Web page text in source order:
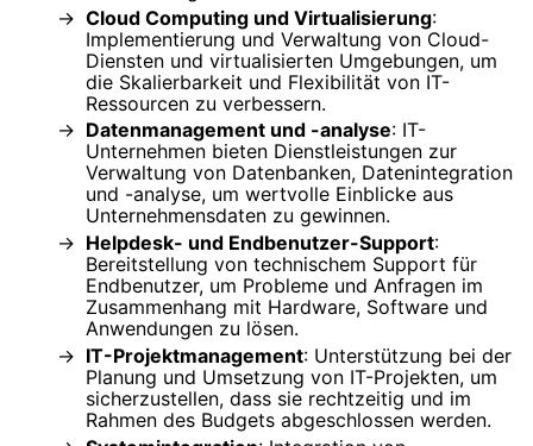
Cloud Computing und Virtualisierung:
Implementierung und Verwaltung von Cloud-
Diensten und virtualisierten Umgebungen, um
die Skalierbarkeit und Flexibilität von IT-
Ressourcen zu verbessern.
Datenmanagement und -analyse: IT-
Unternehmen bieten Dienstleistungen zur
Verwaltung von Datenbanken, Datenintegration
und -analyse, um wertvolle Einblicke aus
Unternehmensdaten zu gewinnen.
Helpdesk- und Endbenutzer-Support:
Bereitstellung von technischem Support für
Endbenutzer, um Probleme und Anfragen im
Zusammenhang mit Hardware, Software und
Anwendungen zu lösen.
IT-Projektmanagement: Unterstützung bei der
Planung und Umsetzung von IT-Projekten, um
sicherzustellen, dass sie rechtzeitig und im
Rahmen des Budgets abgeschlossen werden.